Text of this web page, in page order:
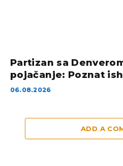
Partizan sa
pojačanje: Poznat
06.08.2026
ADD A